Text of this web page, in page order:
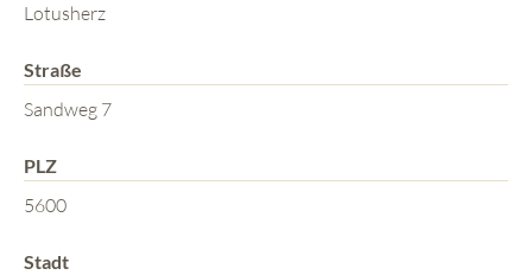
Lotusherz
Straße
Sandweg 7
PLZ
5600
Stadt